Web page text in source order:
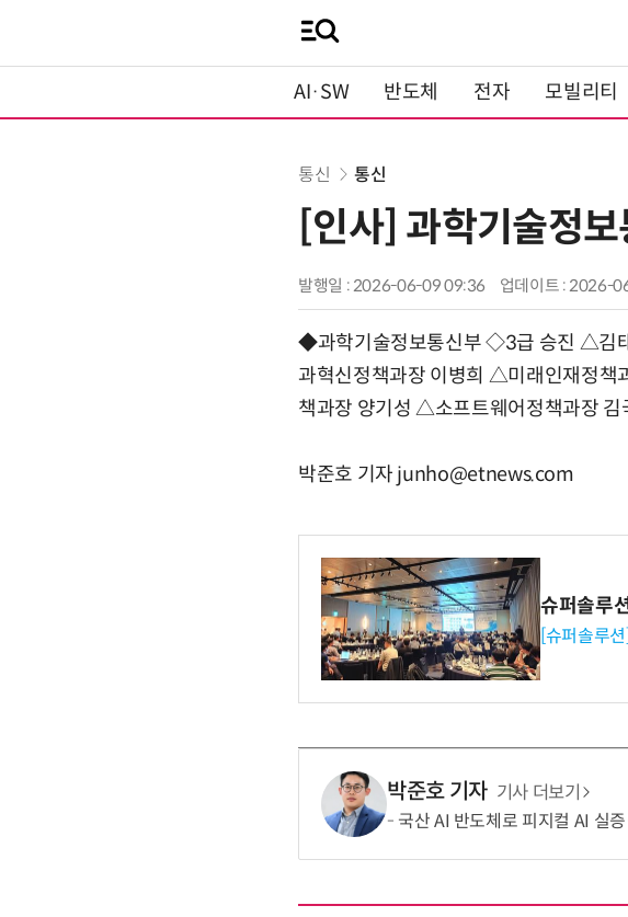
AI·SW 반도체 전자 모빌리티
통신 통신
[인사] 과학기술정
발행일 : 2026-06-09 09:36 업데이트 : 2026-
◆과학기술정보통신부 ◇3급 승진 △김
과혁신정책과장 이병희 △미래인재정
책과장 양기성 △소프트웨어정책과장
박준호 기자 junho@etnews.com
슈퍼솔루
[슈퍼솔루
박준호 기자 기사 더보기
국산 AI 반도체로 피지컬 AI 실